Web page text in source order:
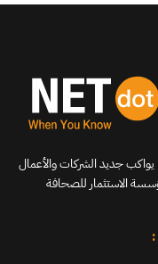
موقع معلوماتي ترويجي وخدمي؛ تأسس عام 2004 يواكب جديد الشركات والأعمال
الاستثمار للصحافة